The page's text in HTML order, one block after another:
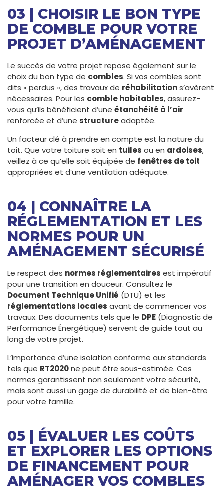
03 | CHOISIR LE BON TYPE
DE COMBLE POUR VOTRE
PROJET D’AMÉNAGEMENT
Le succès de votre projet repose également sur le
choix du bon type de combles. Si vos combles sont
dits « perdus », des travaux de réhabilitations’avèrent
nécessaires. Pour les comble habitables, assurez-
vous qu’ils bénéficient d’une étanchéité à l’air
renforcée et d’une structureadaptée.
Un facteur clé à prendre en compte est la nature du
toit. Que votre toiture soit en tuiles ou en ardoises,
veillez à ce qu’elle soit équipée de fenêtres de toit
appropriées et d’une ventilation adéquate.
04 | CONNAÎTRE LA
RÉGLEMENTATION ET LES
NORMES POUR UN
AMÉNAGEMENT SÉCURISÉ
Le respect des normes réglementaires est impératif
pour une transition en douceur. Consultez le
Document Technique Unifié (DTU) et les
réglementations locales avant de commencer vos
travaux. Des documents tels que le DPE (Diagnostic de
Performance Énergétique) servent de guide tout au
long de votre projet.
L’importance d’une isolation conforme aux standards
tels que RT2020ne peut être sous-estimée. Ces
normes garantissent non seulement votre sécurité,
mais sont aussi un gage de durabilité et de bien-être
pour votre famille.
05 | ÉVALUER LES COÛTS
ET EXPLORER LES OPTIONS
DE FINANCEMENT POUR
AMÉNAGER VOS COMBLES